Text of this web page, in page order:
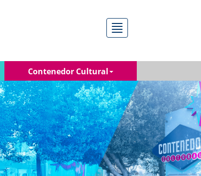
Menú
Contenedor Cultural